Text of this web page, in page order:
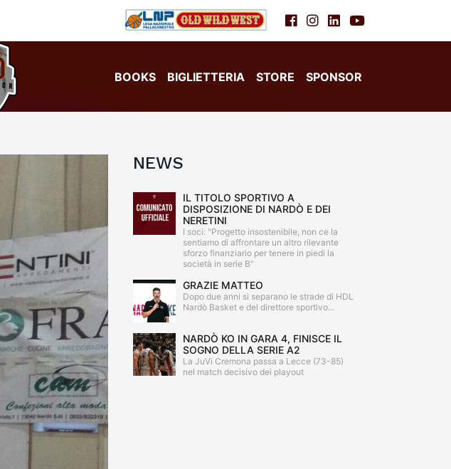
BOOKS BIGLIETTERIA STORE SPONSOR
NEWS
IL TITOLO SPORTIVO A
DISPOSIZIONE DI NARDÒ E DEI
NERETINI
I soci: "Progetto insostenibile, non ce la
sentiamo di affrontare un altro rilevante
sforzo finanziario per tenere in piedi la
società in serie B"
GRAZIE MATTEO
Dopo due anni si separano le strade di HDL
Nardò Basket e del direttore sportivo...
NARDÒ KO IN GARA 4, FINISCE IL
SOGNO DELLA SERIE A2
La JuVi Cremona passa a Lecce (73-85)
nel match decisivo dei playout